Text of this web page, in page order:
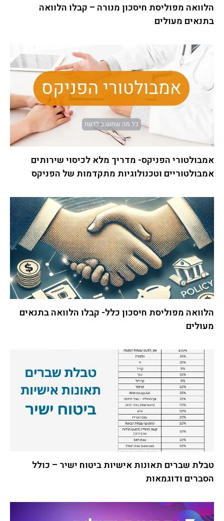
הלוואה מפוליסת חיסכון מנורה – קבלו הלוואה
בתנאים מעולים
אמבולטורי הפניקס- מדריך מלא לכיסוי שירותים
אמבולטוריים וטכנולוגיות מתקדמות של הפניקס
הלוואה מפוליסת חיסכון כלל- קבלו הלוואה בתנאים
מעולים
טבלת שברים תאונות אישיות ביטוח ישיר – כולל
הסברים ודוגמאות